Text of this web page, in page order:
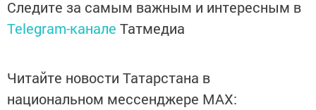
Следите за самым важным и интересным в
Telegram-канале Татмедиа
Читайте новости Татарстана в
национальном мессенджере MАХ: